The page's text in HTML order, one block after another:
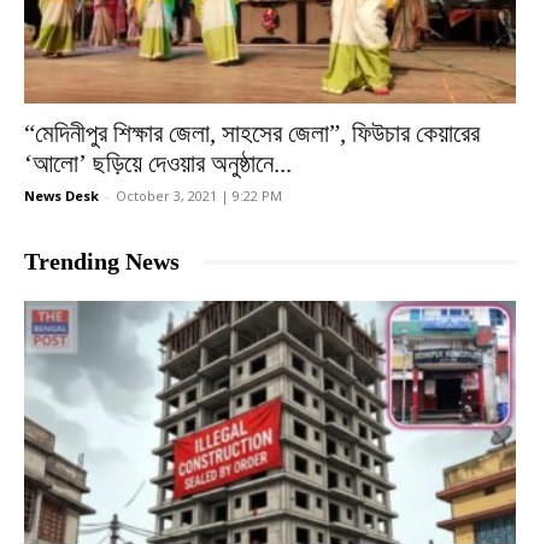
“মেদিনীপুর শিক্ষার জেলা, সাহসের জেলা”, ফিউচার কেয়ারের
‘আলো’ ছড়িয়ে দেওয়ার অনুষ্ঠানে...
News Desk - October 3, 2021 | 9:22 PM
Trending News